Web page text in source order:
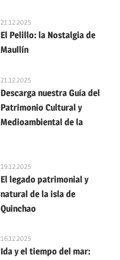
21.12.2025
El Pelillo: la Nostalgia de
Maullín
21.12.2025
Descarga nuestra Guía del
Patrimonio Cultural y
Medioambiental de la
19.12.2025
El legado patrimonial y
natural de la isla de
Quinchao
16.12.2025
Ida y el tiempo del mar: